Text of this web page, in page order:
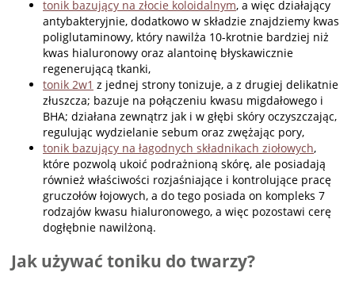
tonik bazujący na złocie koloidalnym, a więc działający
antybakteryjnie, dodatkowo w składzie znajdziemy kwas
poliglutaminowy, który nawilża 10-krotnie bardziej niż
kwas hialuronowy oraz alantoinę błyskawicznie
regenerującą tkanki,
tonik 2w1 z jednej strony tonizuje, a z drugiej delikatnie
złuszcza; bazuje na połączeniu kwasu migdałowego i
BHA; działana zewnątrz jak i w głębi skóry oczyszczając,
regulując wydzielanie sebum oraz zwężając pory,
tonik bazujący na łagodnych składnikach ziołowych,
które pozwolą ukoić podrażnioną skórę, ale posiadają
również właściwości rozjaśniające i kontrolujące pracę
gruczołów łojowych, a do tego posiada on kompleks 7
rodzajów kwasu hialuronowego, a więc pozostawi cerę
dogłębnie nawilżoną.
Jak używać toniku do twarzy?